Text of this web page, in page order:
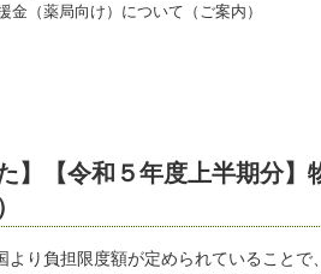
（薬局向け）について（ご案内）
】【令和５年度上半期分
り負担限度額が定められていることで